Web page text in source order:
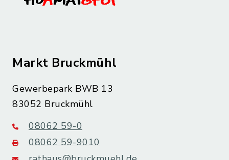
Markt Bruckmühl
Gewerbepark BWB 13
83052 Bruckmühl
08062 59-0
08062 59-9010